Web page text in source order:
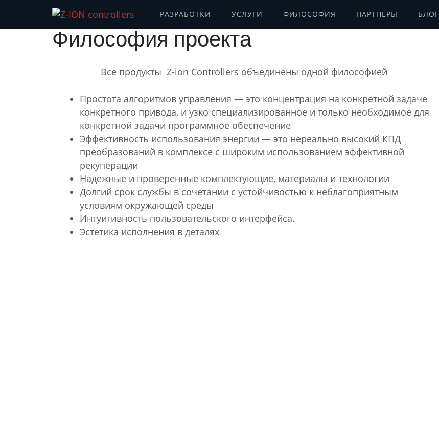
содержимому
Z-ION controllers
РАЗРАБОТКИ УСЛУГИ ФИЛОСОФИЯ ПАРТНЕРЫ БЛОГ
Философия проекта
Все продукты Z-ion Controllers объединены одной философией
Простота алгоритмов управления — это концентрация на конкретной задаче
конкретного привода, и узко специализированное и только необходимое для
конкретной задачи программное обеспечение
Эффективность использования энергии — это нереально высокий КПД
преобразований в комплексе с широким использованием эффективной
рекуперации
Надежные и проверенные комплектующие, материалы и технологии
Долгий срок службы в сочетании с устойчивостью к неблагоприятным
условиям окружающей среды
Интуитивность пользовательского интерфейса.
Эстетика исполнения в деталях